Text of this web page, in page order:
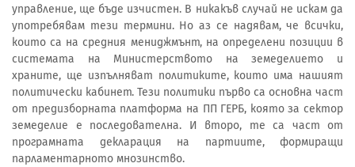
управление, ще бъде изчистен. В никакъв случай не искам да
употребявам тези термини. Но аз се надявам, че всички,
които са на средния мениджмънт, на определени позиции в
системата на Министерството на земеделието и
храните, ще изпълняват политиките, които има нашият
политически кабинет. Тези политики първо са основна част
от предизборната платформа на ПП ГЕРБ, която за сектор
земеделие е последователна. И второ, те са част от
програмната декларация на партиите, формиращи
парламентарното мнозинство.